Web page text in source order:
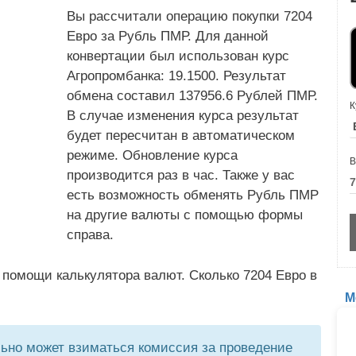
Вы рассчитали операцию покупки 7204
Евро за Рубль ПМР. Для данной
конвертации был использован курс
Агропромбанка: 19.1500. Результат
обмена составил 137956.6 Рублей ПМР.
В случае изменения курса результат
будет пересчитан в автоматическом
режиме. Обновление курса
производится раз в час. Также у вас
есть возможность обменять Рубль ПМР
на другие валюты с помощью формы
справа.
калькулятора валют. Сколько 7204 Евро в
может взиматься комиссия за проведение